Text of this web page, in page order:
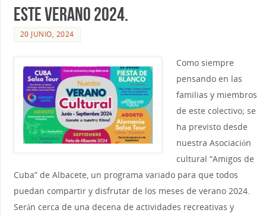
este Verano 2024.
20 JUNIO, 2024
Como siempre
pensando en las
familias y miembros
de este colectivo; se
ha previsto desde
nuestra Asociación
cultural “Amigos de
Cuba” de Albacete, un programa variado para que todos
puedan compartir y disfrutar de los meses de verano 2024.
Serán cerca de una decena de actividades recreativas y